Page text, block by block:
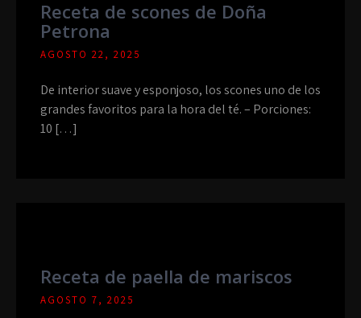
Receta de scones de Doña
Petrona
AGOSTO 22, 2025
De interior suave y esponjoso, los scones uno de los
grandes favoritos para la hora del té. – Porciones:
10 […]
Receta de paella de mariscos
AGOSTO 7, 2025